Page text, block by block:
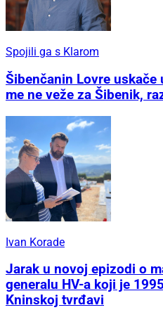
Spojili ga s Klarom
Šibenčanin Lovre uskače
me ne veže za Šibenik,
Ivan Korade
Jarak u novoj epizodi o
generalu HV-a koji je
Kninskoj tvrđavi